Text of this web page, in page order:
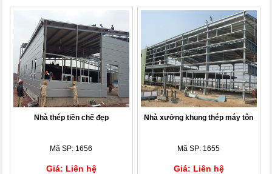
Nhà thép tiền chế đẹp
Mã SP: 1656
Giá: Liên hệ
Nhà xưởng khung thép máy tôn
Mã SP: 1655
Giá: Liên hệ